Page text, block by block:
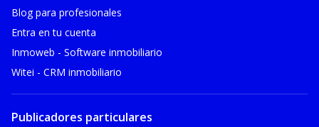
Blog para profesionales
Entra en tu cuenta
Inmoweb - Software inmobiliario
Witei - CRM inmobiliario
Publicadores particulares